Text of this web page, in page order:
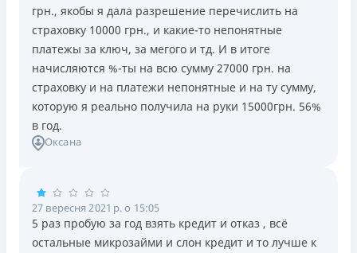
грн., якобы я дала разрешение перечислить на
страховку 10000 грн., и какие-то непонятные
платежы за ключ, за мегого и тд. И в итоге
начисляются %-ты на всю сумму 27000 грн. на
страховку и на платежи непонятные и на ту сумму,
которую я реально получила на руки 15000грн. 56%
в год.
Оксана
27 вересня 2021 р. о 15:05
5 раз пробую за год взять кредит и отказ , всё
остальные микрозайми и слон кредит и то лучше к